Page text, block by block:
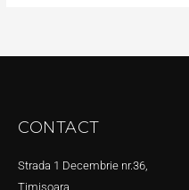
CONTACT
Strada 1 Decembrie nr.36,
Timișoara